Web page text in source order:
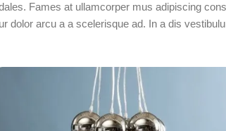
Fames at ullamcorper mus adipiscing
dolor arcu a a scelerisque ad. In a dis